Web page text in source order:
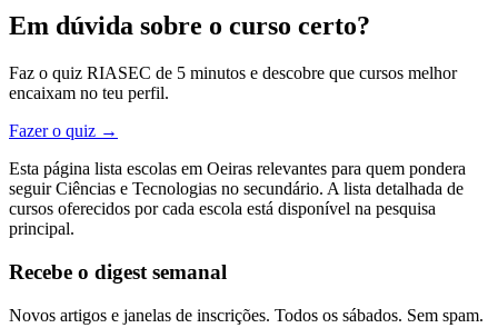
Em dúvida sobre o curso certo?
Faz o quiz RIASEC de 5 minutos e descobre que cursos melhor
encaixam no teu perfil.
Fazer o quiz →
Esta página lista escolas em Oeiras relevantes para quem pondera
seguir Ciências e Tecnologias no secundário. A lista detalhada de
cursos oferecidos por cada escola está disponível na pesquisa
principal.
Recebe o digest semanal
Novos artigos e janelas de inscrições. Todos os sábados. Sem spam.